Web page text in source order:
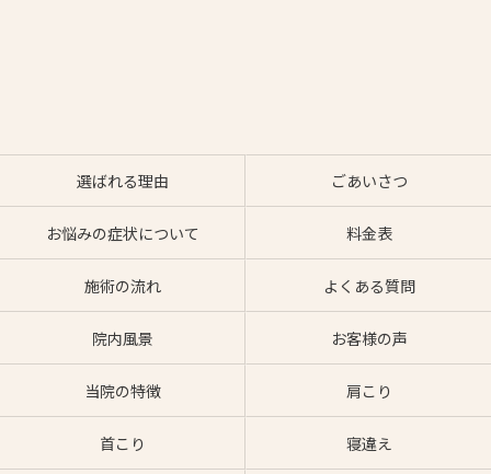
選ばれる理由 ごあいさつ
お悩みの症状について 料金表
施術の流れ よくある質問
院内風景 お客様の声
当院の特徴 肩こり
首こり 寝違え